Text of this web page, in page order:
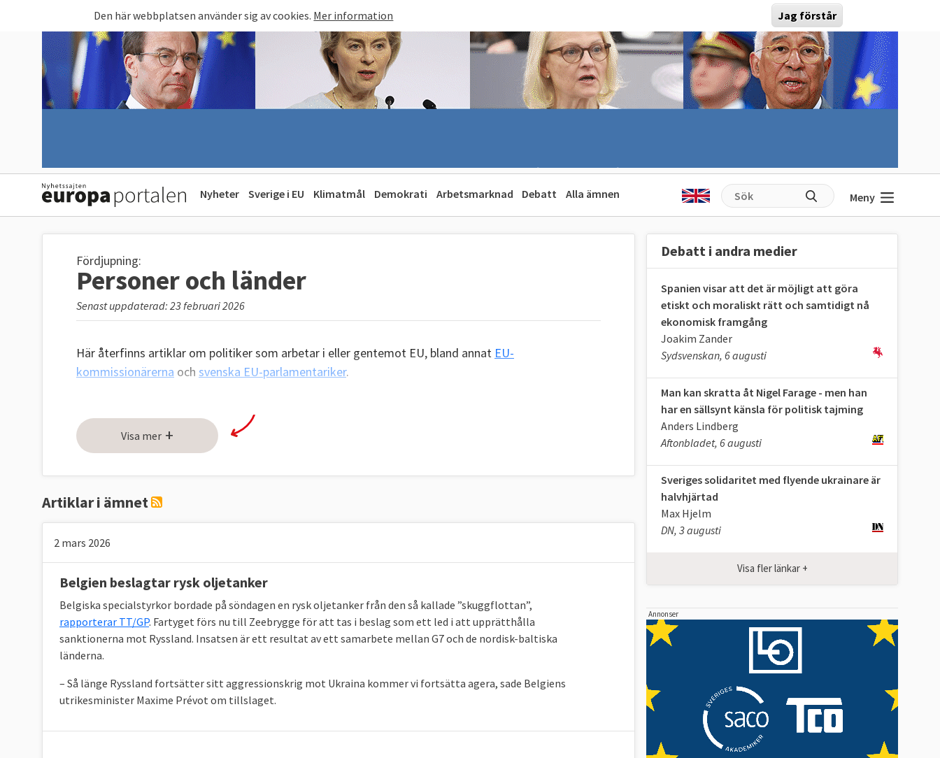
Den här webbplatsen använder sig av cookies. Mer information Jag förstår
Nyheter Sverige i EU Klimatmål Demokrati Arbetsmarknad Debatt Alla ämnen Meny
Fördjupning:
Personer och länder
Senast uppdaterad: 23 februari 2026
Här återfinns artiklar om politiker som arbetar i eller gentemot EU, bland annat EU-
kommissionärerna och svenska EU-parlamentariker.
Visa mer +
Artiklar i ämnet
2 mars 2026
Belgien beslagtar rysk oljetanker
Belgiska specialstyrkor bordade på söndagen en rysk oljetanker från den så kallade ”skuggflottan”,
rapporterar TT/GP. Fartyget förs nu till Zeebrygge för att tas i beslag som ett led i att upprätthålla
sanktionerna mot Ryssland. Insatsen är ett resultat av ett samarbete mellan G7 och de nordisk-baltiska
länderna.
– Så länge Ryssland fortsätter sitt aggressionskrig mot Ukraina kommer vi fortsätta agera, sade Belgiens
utrikesminister Maxime Prévot om tillslaget.
Debatt i andra medier
Spanien visar att det är möjligt att göra
etiskt och moraliskt rätt och samtidigt nå
ekonomisk framgång
Joakim Zander
Sydsvenskan, 6 augusti
Man kan skratta åt Nigel Farage - men han
har en sällsynt känsla för politisk tajming
Anders Lindberg
Aftonbladet, 6 augusti
Sveriges solidaritet med flyende ukrainare är
halvhjärtad
Max Hjelm
DN, 3 augusti
Visa fler länkar +
Annonser